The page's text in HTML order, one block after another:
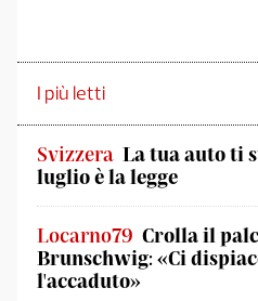
I più letti
Svizzera La tua auto ti
luglio è la legge
Locarno79 Crolla il
Brunschwig: «Ci
l'accaduto»